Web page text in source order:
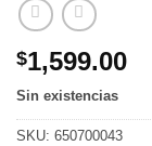
$1,599.00
Sin existencias
SKU: 650700043